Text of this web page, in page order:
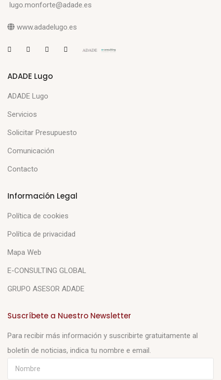
lugo.monforte@adade.es
www.adadelugo.es
ADADE Lugo
ADADE Lugo
Servicios
Solicitar Presupuesto
Comunicación
Contacto
Información Legal
Política de cookies
Política de privacidad
Mapa Web
E-CONSULTING GLOBAL
GRUPO ASESOR ADADE
Suscríbete a Nuestro Newsletter
Para recibir más información y suscribirte gratuitamente al
boletín de noticias, indica tu nombre e email.